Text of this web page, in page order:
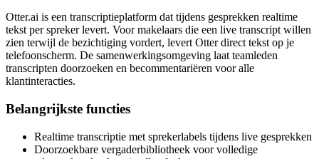
Otter.ai is een transcriptieplatform dat tijdens gesprekken realtime
tekst per spreker levert. Voor makelaars die een live transcript willen
zien terwijl de bezichtiging vordert, levert Otter direct tekst op je
telefoonscherm. De samenwerkingsomgeving laat teamleden
transcripten doorzoeken en becommentariëren voor alle
klantinteracties.
Belangrijkste functies
Realtime transcriptie met sprekerlabels tijdens live gesprekken
Doorzoekbare vergaderbibliotheek voor volledige